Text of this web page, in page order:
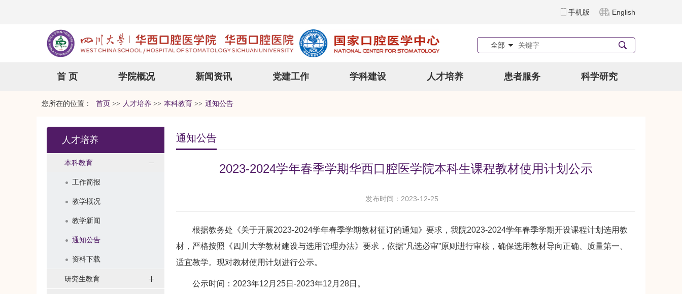
手机版 English
全部
首 页 学院概况 新闻资讯 党建工作 学科建设 人才培养 患者服务 科学研究
您所在的位置： 首页 >> 人才培养 >> 本科教育 >> 通知公告
人才培养
本科教育
工作简报
教学概况
教学新闻
通知公告
资料下载
研究生教育
通知公告
2023-2024学年春季学期华西口腔医学院本科生课程教材使用计划公示
发布时间：2023-12-25
根据教务处《关于开展2023-2024学年春季学期教材征订的通知》要求，我院2023-2024学年春季学期开设课程计划选用教
材，严格按照《四川大学教材建设与选用管理办法》要求，依据“凡选必审”原则进行审核，确保选用教材导向正确、质量第一、
适宜教学。现对教材使用计划进行公示。
公示时间：2023年12月25日-2023年12月28日。